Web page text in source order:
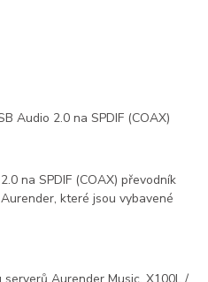
Audio 2.0 na SPDIF (COAX)
na SPDIF (COAX) převodník
které jsou vybavené